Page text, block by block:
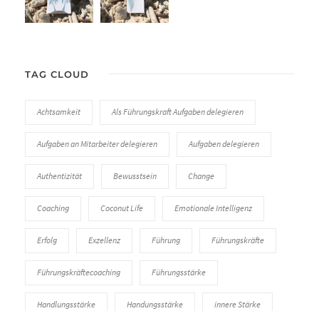
TAG CLOUD
Achtsamkeit Als Führungskraft Aufgaben delegieren
Aufgaben an Mitarbeiter delegieren Aufgaben delegieren
Authentizität Bewusstsein Change
Coaching Coconut Life Emotionale Intelligenz
Erfolg Exzellenz Führung Führungskräfte
Führungskräftecoaching Führungsstärke
Handlungsstärke Handungsstärke innere Stärke